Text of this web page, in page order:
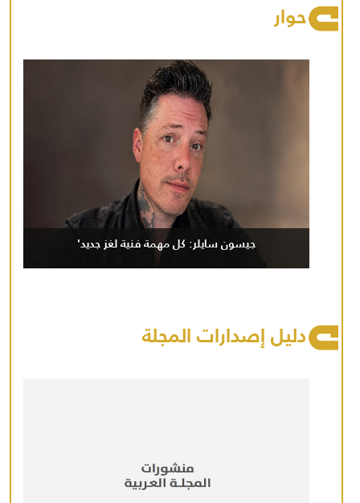
حوار
جيسون سايلر: كل مهمة فنية لغز جديد'
دليل إصدارات المجلة